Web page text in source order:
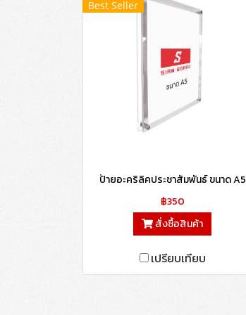
Best Seller
ป้ายอะคริลิคประชาสัมพันธ์ ขนาด A5
฿350
สั่งซื้อสินค้า
เปรียบเทียบ